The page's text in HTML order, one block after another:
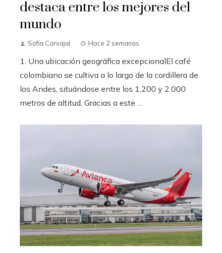
destaca entre los mejores del
mundo
Sofía Carvajal Hace 2 semanas
1. Una ubicación geográfica excepcionalEl café
colombiano se cultiva a lo largo de la cordillera de
los Andes, situándose entre los 1.200 y 2.000
metros de altitud. Gracias a este ...